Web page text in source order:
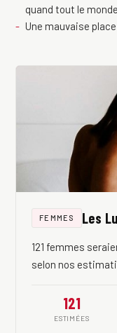
quand tout le
Une mauvaise
FEMMES Les
121 femmes
selon nos
121
ESTIMÉES